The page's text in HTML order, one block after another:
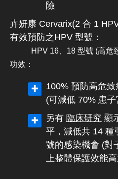
險
卉妍康 Cervarix(2 合 1
有效預防之HPV 型號：
HPV 16、18 型號 (高危
功效：
100% 預防高危
(可減低 70% 患
另有 臨床研究 顯
平，減低共 14 種
號的感染機會 (對
上整體保護效能